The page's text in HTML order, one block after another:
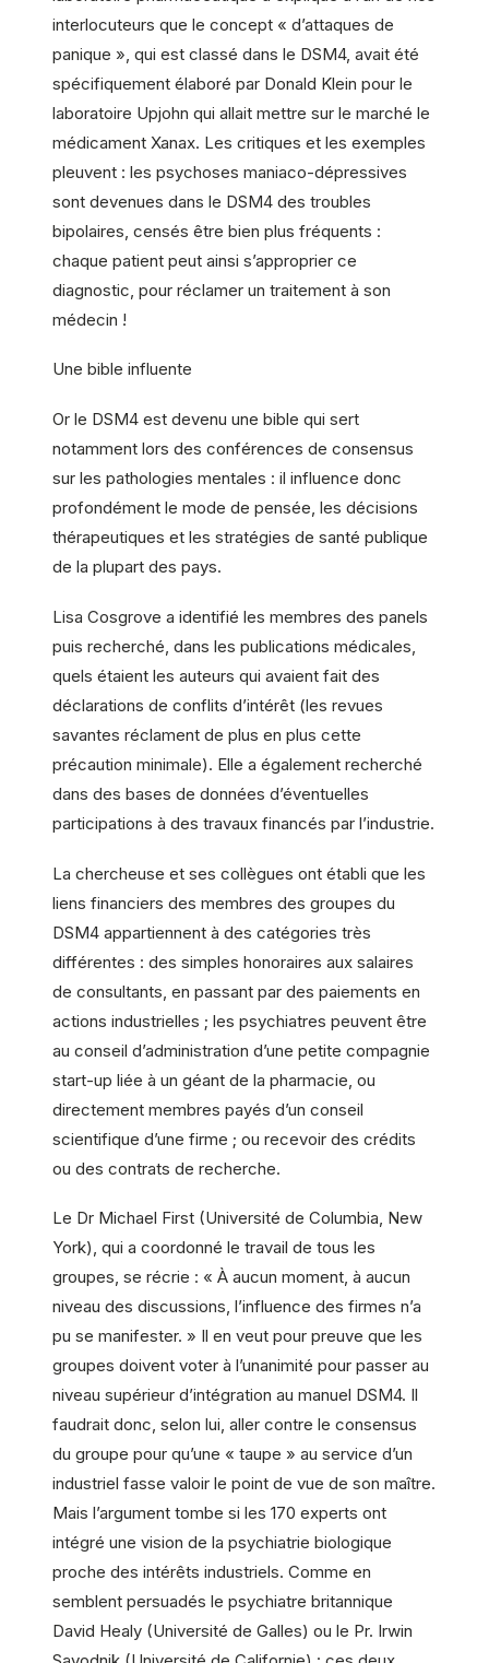
interlocuteurs que le concept « d’attaques de
panique », qui est classé dans le DSM4, avait été
spécifiquement élaboré par Donald Klein pour le
laboratoire Upjohn qui allait mettre sur le marché le
médicament Xanax. Les critiques et les exemples
pleuvent : les psychoses maniaco-dépressives
sont devenues dans le DSM4 des troubles
bipolaires, censés être bien plus fréquents :
chaque patient peut ainsi s’approprier ce
diagnostic, pour réclamer un traitement à son
médecin !
Une bible influente
Or le DSM4 est devenu une bible qui sert
notamment lors des conférences de consensus
sur les pathologies mentales : il influence donc
profondément le mode de pensée, les décisions
thérapeutiques et les stratégies de santé publique
de la plupart des pays.
Lisa Cosgrove a identifié les membres des panels
puis recherché, dans les publications médicales,
quels étaient les auteurs qui avaient fait des
déclarations de conflits d’intérêt (les revues
savantes réclament de plus en plus cette
précaution minimale). Elle a également recherché
dans des bases de données d’éventuelles
participations à des travaux financés par l’industrie.
La chercheuse et ses collègues ont établi que les
liens financiers des membres des groupes du
DSM4 appartiennent à des catégories très
différentes : des simples honoraires aux salaires
de consultants, en passant par des paiements en
actions industrielles ; les psychiatres peuvent être
au conseil d’administration d’une petite compagnie
start-up liée à un géant de la pharmacie, ou
directement membres payés d’un conseil
scientifique d’une firme ; ou recevoir des crédits
ou des contrats de recherche.
Le Dr Michael First (Université de Columbia, New
York), qui a coordonné le travail de tous les
groupes, se récrie : « À aucun moment, à aucun
niveau des discussions, l’influence des firmes n’a
pu se manifester. » Il en veut pour preuve que les
groupes doivent voter à l’unanimité pour passer au
niveau supérieur d’intégration au manuel DSM4. Il
faudrait donc, selon lui, aller contre le consensus
du groupe pour qu’une « taupe » au service d’un
industriel fasse valoir le point de vue de son maître.
Mais l’argument tombe si les 170 experts ont
intégré une vision de la psychiatrie biologique
proche des intérêts industriels. Comme en
semblent persuadés le psychiatre britannique
David Healy (Université de Galles) ou le Pr. Irwin